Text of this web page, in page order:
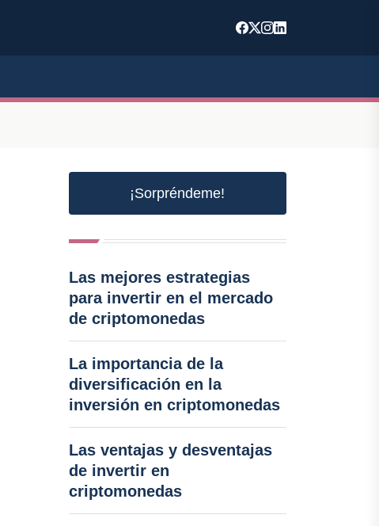
¡Sorpréndeme!
Las mejores estrategias
para invertir en el mercado
de criptomonedas
La importancia de la
diversificación en la
inversión en criptomonedas
Las ventajas y desventajas
de invertir en
criptomonedas